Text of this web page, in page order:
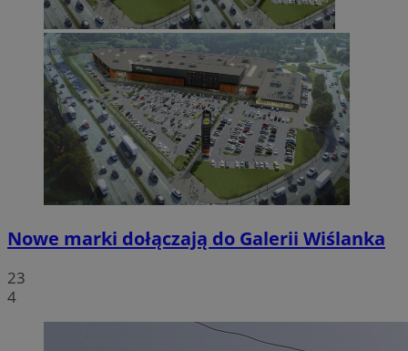
Nowe marki dołączają do Galerii Wiślanka
23
4